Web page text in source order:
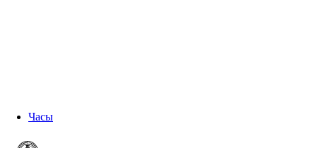
Часы